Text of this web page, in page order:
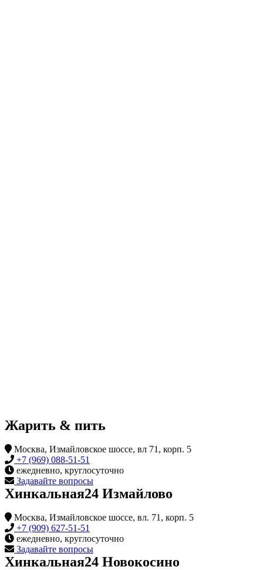
Жарить & пить
Москва, Измайловское шоссе, вл 71, корп. 5
+7 (969) 088-51-51
ежедневно, круглосуточно
Задавайте вопросы
Хинкальная24 Измайлово
Москва, Измайловское шоссе, вл. 71, корп. 5
+7 (909) 627-51-51
ежедневно, круглосуточно
Задавайте вопросы
Хинкальная24 Новокосино